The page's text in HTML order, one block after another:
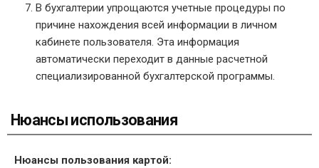
В бухгалтерии упрощаются учетные процедуры по
причине нахождения всей информации в личном
кабинете пользователя. Эта информация
автоматически переходит в данные расчетной
специализированной бухгалтерской программы.
Нюансы использования
Нюансы пользования картой: